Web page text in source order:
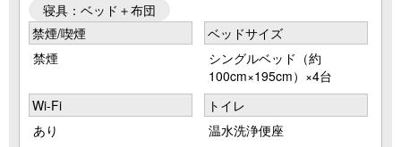
寝具：ベッド＋布団
禁煙/喫煙
禁煙
ベッドサイズ
シングルベッド（約
100cm×195cm）×4台
Wi-Fi
あり
トイレ
温水洗浄便座